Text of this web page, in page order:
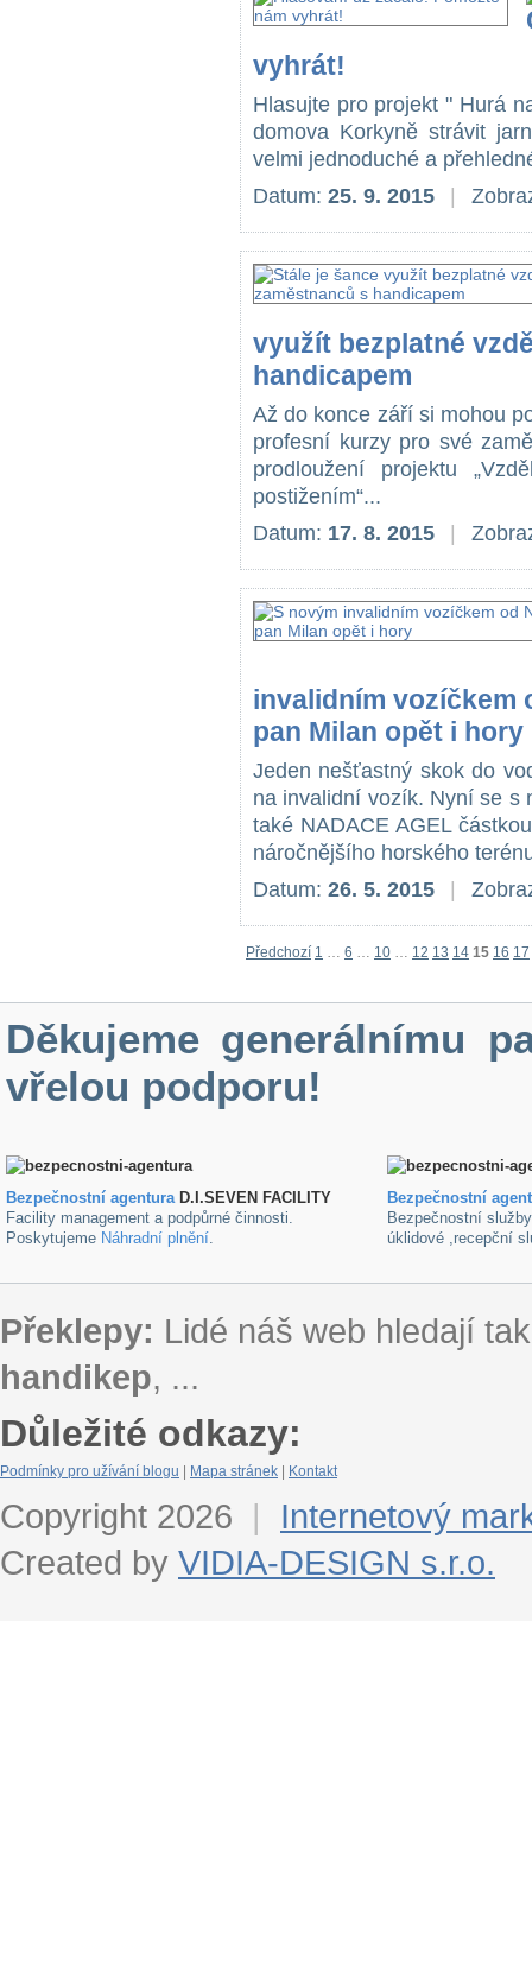
vyhrát!
Hlasujte pro projekt " Hurá
domova Korkyně strávit
velmi jednoduché a
Datum: 25. 9. 2015
využít bezplatné
handicapem
Až do konce září si mohou
profesní kurzy pro své
prodloužení projektu
postižením“...
Datum: 17. 8. 2015
invalidním vozíčkem
pan Milan opět i hory
Jeden nešťastný skok do
na invalidní vozík. Nyní se s
také NADACE AGEL
náročnějšího horského
Datum: 26. 5. 2015
Předchozí 1 … 6 … 10 … 12 13 14 15 16 17
Děkujeme generálnímu
vřelou podporu!
Bezpečnostní agenturaD.I.SEVEN FACILITY
Facility management a podpůrné činnosti.
Poskytujeme Náhradní plnění.
Bezpečnostní
Bezpečnostní
úklidové ,recepční
Překlepy: Lidé náš web hledají
handikep, ...
Důležité odkazy:
Podmínky pro užívání blogu Mapa stránek Kontakt
Copyright 2026 |
Internetový
Created by VIDIA-DESIGN s.r.o.